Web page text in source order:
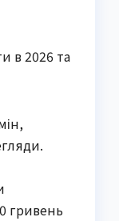
в 2026 та
гривень